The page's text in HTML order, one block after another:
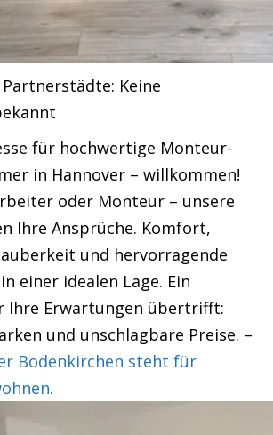
Keine
für hochwertige Monteur-
in Hannover – willkommen!
oder Monteur – unsere
Ihre Ansprüche. Komfort,
und hervorragende
einer idealen Lage. Ein
Ihre Erwartungen übertrifft:
und unschlagbare Preise. –
Bodenkirchen steht für